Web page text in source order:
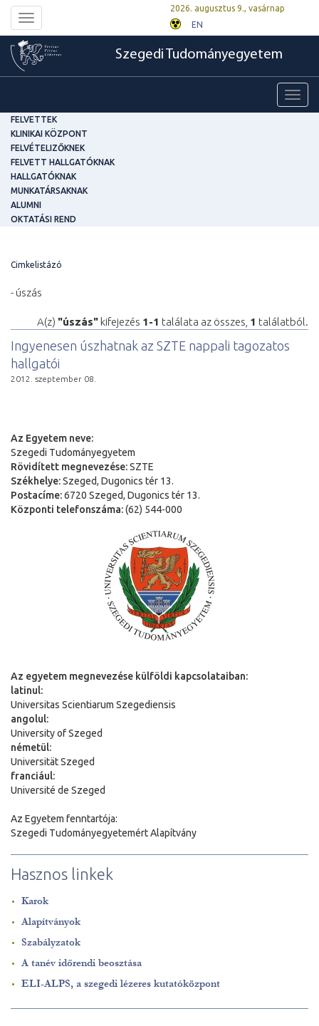
Toggle
navigation
2026. augusztus 9., vasárnap
EN
Szegedi Tudományegyetem
FELVETTEK
KLINIKAI KÖZPONT
FELVÉTELIZŐKNEK
FELVETT HALLGATÓKNAK
HALLGATÓKNAK
MUNKATÁRSAKNAK
ALUMNI
OKTATÁSI REND
Cimkelistázó
- úszás
A(z) "úszás" kifejezés 1-1 találata az összes, 1 találatból.
Ingyenesen úszhatnak az SZTE nappali tagozatos
hallgatói
2012. szeptember 08.
Az Egyetem neve:
Szegedi Tudományegyetem
Rövidített megnevezése:SZTE
Székhelye:Szeged, Dugonics tér 13.
Postacíme:6720 Szeged, Dugonics tér 13.
Központi telefonszáma:(62) 544-000
Az egyetem megnevezése külföldi kapcsolataiban:
latinul:
Universitas Scientiarum Szegediensis
angolul:
University of Szeged
németül:
Universität Szeged
franciául:
Université de Szeged
Az Egyetem fenntartója:
Szegedi Tudományegyetemért Alapítvány
Hasznos linkek
Karok
Alapítványok
Szabályzatok
A tanév időrendi beosztása
ELI-ALPS, a szegedi lézeres kutatóközpont